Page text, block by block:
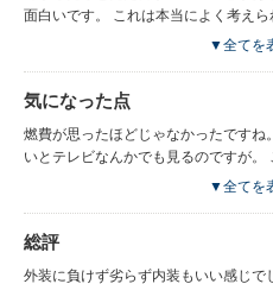
面白いです。 これは本当によく考えら
ロントのエンブレムはよく見るとう
▼全てを
気になった点
燃費が思ったほどじゃなかったですね
いとテレビなんかでも見るのですが。
ハイブリッドよりも全然悪い燃費だ
▼全てを
総評
外装に負けず劣らず内装もいい感じで